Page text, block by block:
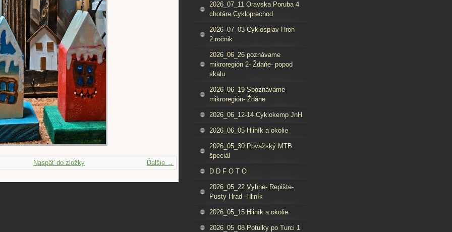
Ďalšie →
Naspäť do zložky
2026_07_11 Oravska Poruba 4
chotáre Cykloprechod
2026_07_03 Cyklosplav Hron
2.ročnik
2026_06_26 poznávame
mikroregión 2- Ždaňe- popod
skalu
2026_06_19 Spoznávame
mikroregión- Ždáne
2026_06_12-14 Cyklokemp JnH
2026_06_05 Hliník a okolie
2026_05_30 Považský MTB
špeciál
D D F O T O
2026_05_22 Vyhne- Repište-
Pusty Hrad- Hliník
2026_05_15 Hliník a okolie
2026_05_08 Potulky po Turci 1